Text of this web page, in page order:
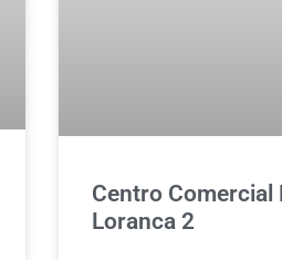
Centro Comercial
Loranca 2